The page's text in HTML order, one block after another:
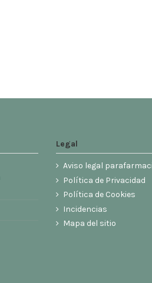
Legal
Aviso legal
Política de Privacidad
Política de Cookies
Incidencias
Mapa del sitio